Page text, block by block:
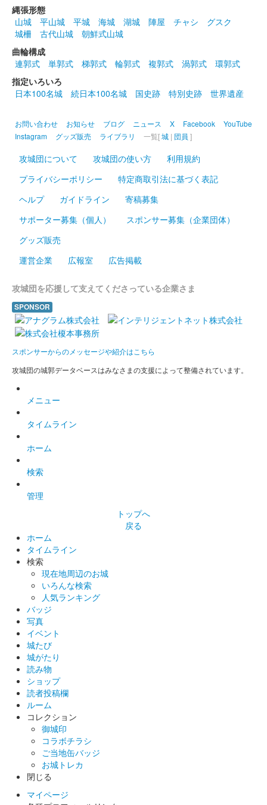
販売終了
令和への改元を記念して発売された犬山城の初めての御城印。
400枚限定。「国宝犬山城」の文字は地元の書家・松浦白碩先生
による揮毫。5月1日のみ日付が令和元年五月一日と記されている
（翌日以降は令和元年のみ……
販売終了
の文字は地元の書家・松浦白碩先生による揮毫。日付が令和元年
と記されている。
犬山城 御城印
ホテルミュ－スタイル犬山エクスペリ
エンス版
配布終了
【犬山城・小牧山城】2城入城券付き宿泊プランで宿泊するとも
らえる御城印。
プレミアム墨城印 犬山城
売。戦国魂オンラインショップで御城印『墨城印』＋武将印『墨
将印』第22弾パーフェクトセットの購入時のオマケでももらえ
犬山城 御城印
国宝犬山城内売店限定の犬山城の御城印。現地では「登城記念カ
ード」として販売されている。犬山城の天守が透かし仕様となっ
ている。
頭城注意ネコ 向日葵版
頭城注意ネコと向日葵がデザインされた、城ジェンヌの犬山城の
御城印。現地販売限定で、オンラインショップでの販売は無し。
墨城印 犬山城
犬山城 御城印
頭城注意ネコと桜がデザインされた、城ジェンヌの犬山城の御城
印。現地販売限定で、オンラインショップでの販売は無し。
犬山城 墨箔印
墨絵師御歌頭さんによる連作『墨城画』が入った戦国魂オリジナ
ルの御城印。金箔押し仕様の特別版。
縄張形態
山城
平山城 平城 海城 湖城 陣屋 チャシ
グスク
城柵
古代山城
朝鮮式山城
曲輪構成
連郭式
単郭式 梯郭式 輪郭式 複郭式 渦郭式
環郭式
指定いろいろ
日本100名城
続日本100名城 国史跡 特別史跡 世界遺産
お問い合わせ お知らせ ブログ ニュース X Facebook
YouTube
Instagram
グッズ販売 ライブラリ 一覧[城 | 団員 ]
攻城団について 攻城団の使い方
利用規約
プライバシーポリシー
特定商取引法に基づく表記
ヘルプ
ガイドライン
寄稿募集
サポーター募集（個人）
スポンサー募集（企業団体）
グッズ販売
運営企業
広報室 広告掲載
攻城団を応援して支えてくださっている企業さま
SPONSOR
スポンサーからのメッセージや紹介はこちら
攻城団の城郭データベースはみなさまの支援によって整備されています。
メニュー
タイムライン
ホーム
検索
管理
トップへ
戻る
ホーム
タイムライン
検索
現在地周辺のお城
いろんな検索
人気ランキング
バッジ
写真
イベント
城たび
城がたり
読み物
ショップ
読者投稿欄
ルーム
コレクション
御城印
コラボチラシ
ご当地缶バッジ
お城トレカ
閉じる
マイページ